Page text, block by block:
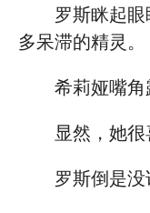
罗斯眯起
多呆滞的精灵。
希莉娅嘴角
显然，她很
罗斯倒是没